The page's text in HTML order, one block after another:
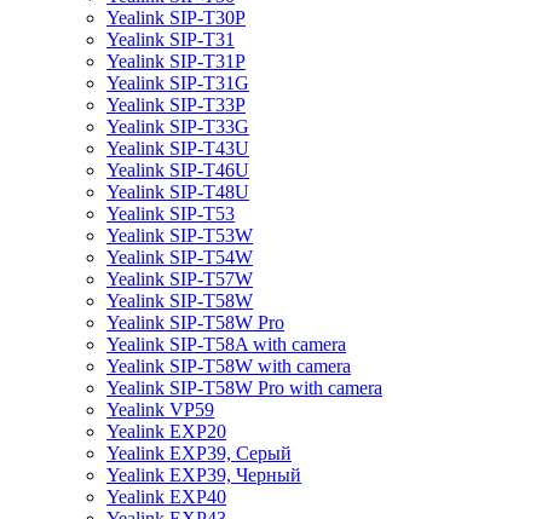
Yealink SIP-T30P
Yealink SIP-T31
Yealink SIP-T31P
Yealink SIP-T31G
Yealink SIP-T33P
Yealink SIP-T33G
Yealink SIP-T43U
Yealink SIP-T46U
Yealink SIP-T48U
Yealink SIP-T53
Yealink SIP-T53W
Yealink SIP-T54W
Yealink SIP-T57W
Yealink SIP-T58W
Yealink SIP-T58W Pro
Yealink SIP-T58A with camera
Yealink SIP-T58W with camera
Yealink SIP-T58W Pro with camera
Yealink VP59
Yealink EXP20
Yealink EXP39, Серый
Yealink EXP39, Черный
Yealink EXP40